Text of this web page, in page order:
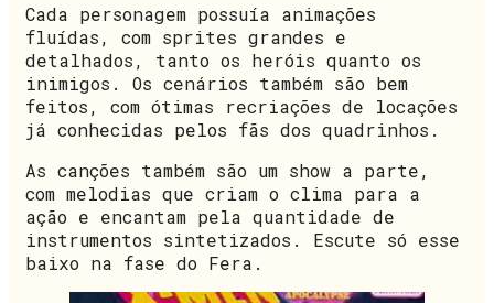
Cada personagem possuía animações
fluídas, com sprites grandes e
detalhados, tanto os heróis quanto os
inimigos. Os cenários também são bem
feitos, com ótimas recriações de locações
já conhecidas pelos fãs dos quadrinhos.
As canções também são um show a parte,
com melodias que criam o clima para a
ação e encantam pela quantidade de
instrumentos sintetizados. Escute só esse
baixo na fase do Fera.